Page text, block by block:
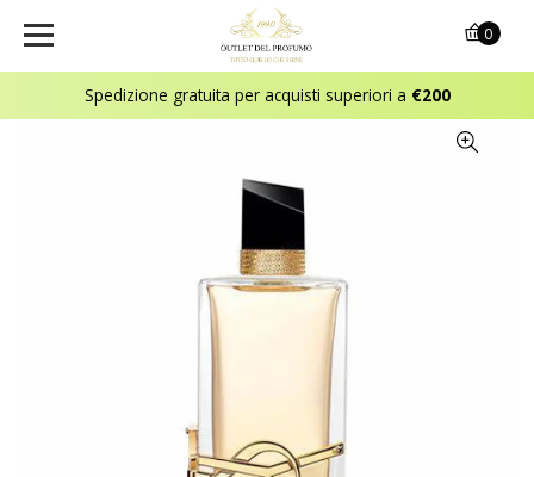
Spedizione gratuita per acquisti superiori a €200
0